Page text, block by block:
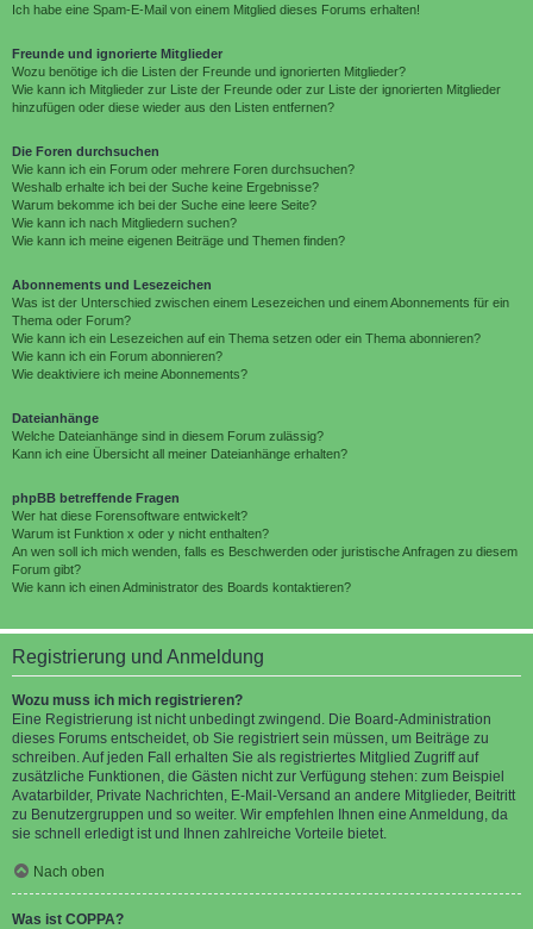
Ich habe eine Spam-E-Mail von einem Mitglied dieses Forums erhalten!
Freunde und ignorierte Mitglieder
Wozu benötige ich die Listen der Freunde und ignorierten Mitglieder?
Wie kann ich Mitglieder zur Liste der Freunde oder zur Liste der ignorierten Mitglieder
hinzufügen oder diese wieder aus den Listen entfernen?
Die Foren durchsuchen
Wie kann ich ein Forum oder mehrere Foren durchsuchen?
Weshalb erhalte ich bei der Suche keine Ergebnisse?
Warum bekomme ich bei der Suche eine leere Seite?
Wie kann ich nach Mitgliedern suchen?
Wie kann ich meine eigenen Beiträge und Themen finden?
Abonnements und Lesezeichen
Was ist der Unterschied zwischen einem Lesezeichen und einem Abonnements für ein
Thema oder Forum?
Wie kann ich ein Lesezeichen auf ein Thema setzen oder ein Thema abonnieren?
Wie kann ich ein Forum abonnieren?
Wie deaktiviere ich meine Abonnements?
Dateianhänge
Welche Dateianhänge sind in diesem Forum zulässig?
Kann ich eine Übersicht all meiner Dateianhänge erhalten?
phpBB betreffende Fragen
Wer hat diese Forensoftware entwickelt?
Warum ist Funktion x oder y nicht enthalten?
An wen soll ich mich wenden, falls es Beschwerden oder juristische Anfragen zu diesem
Forum gibt?
Wie kann ich einen Administrator des Boards kontaktieren?
Registrierung und Anmeldung
Wozu muss ich mich registrieren?
Eine Registrierung ist nicht unbedingt zwingend. Die Board-Administration
dieses Forums entscheidet, ob Sie registriert sein müssen, um Beiträge zu
schreiben. Auf jeden Fall erhalten Sie als registriertes Mitglied Zugriff auf
zusätzliche Funktionen, die Gästen nicht zur Verfügung stehen: zum Beispiel
Avatarbilder, Private Nachrichten, E-Mail-Versand an andere Mitglieder, Beitritt
zu Benutzergruppen und so weiter. Wir empfehlen Ihnen eine Anmeldung, da
sie schnell erledigt ist und Ihnen zahlreiche Vorteile bietet.
Nach oben
Was ist COPPA?